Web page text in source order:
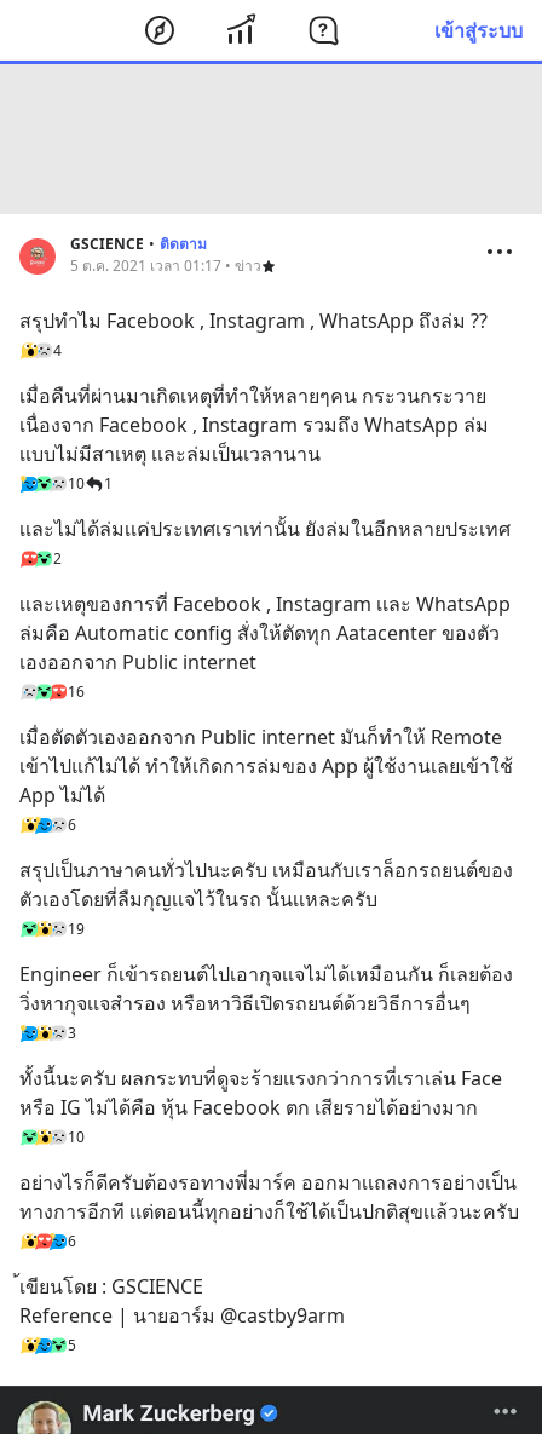
เข้าสู่ระบบ
GSCIENCE • ติดตาม
5 ต.ค. 2021 เวลา 01:17 • ข่าว
สรุปทำไม Facebook , Instagram , WhatsApp ถึงล่ม ??
4
เมื่อคืนที่ผ่านมาเกิดเหตุที่ทำให้หลายๆคน กระวนกระวาย
เนื่องจาก Facebook , Instagram รวมถึง WhatsApp ล่ม
เเบบไม่มีสาเหตุ เเละล่มเป็นเวลานาน
10 1
เเละไม่ได้ล่มเเค่ประเทศเราเท่านั้น ยังล่มในอีกหลายประเทศ
2
เเละเหตุของการที่ Facebook , Instagram เเละ WhatsApp
ล่มคือ Automatic config สั่งให้ตัดทุก Aatacenter ของตัว
เองออกจาก Public internet
16
เมื่อตัดตัวเองออกจาก Public internet มันก็ทำให้ Remote
เข้าไปแก้ไม่ได้ ทำให้เกิดการล่มของ App ผู้ใช้งานเลยเข้าใช้
App ไม่ได้
6
สรุปเป็นภาษาคนทั่วไปนะครับ เหมือนกับเราล็อกรถยนต์ของ
ตัวเองโดยที่ลืมกุญเเจไว้ในรถ นั้นเเหละครับ
19
Engineer ก็เข้ารถยนต์ไปเอากุจเเจไม่ได้เหมือนกัน ก็เลยต้อง
วิ่งหากุจเเจสำรอง หรือหาวิธีเปิดรถยนต์ด้วยวิธีการอื่นๆ
3
ทั้งนี้นะครับ ผลกระทบที่ดูจะร้ายเเรงกว่าการที่เราเล่น Face
หรือ IG ไม่ได้คือ หุ้น Facebook ตก เสียรายได้อย่างมาก
10
อย่างไรก็ดีครับต้องรอทางพี่มาร์ค ออกมาเเถลงการอย่างเป็น
ทางการอีกที เเต่ตอนนี้ทุกอย่างก็ใช้ได้เป็นปกติสุขเเล้วนะครับ
6
้เขียนโดย : GSCIENCE
Reference | นายอาร์ม @castby9arm
5